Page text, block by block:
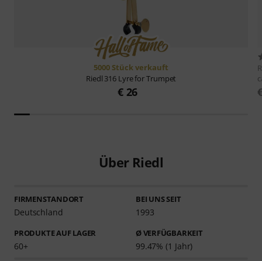
5000 Stück verkauft
Riedl 316 Lyre for Trumpet
€ 26
Über Riedl
FIRMENSTANDORT
Deutschland
BEI UNS SEIT
1993
PRODUKTE AUF LAGER
60+
Ø VERFÜGBARKEIT
99.47% (1 Jahr)